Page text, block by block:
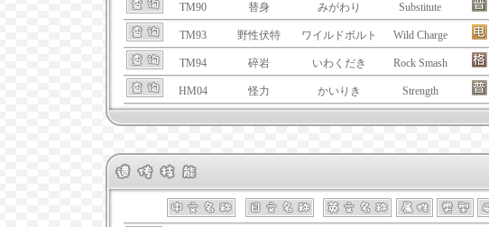
TM90 替身 みがわり Substitute
TM93 野性伏特 ワイルドボルト Wild Charge
TM94 碎岩 いわくだき Rock Smash
HM04 怪力 かいりき Strength